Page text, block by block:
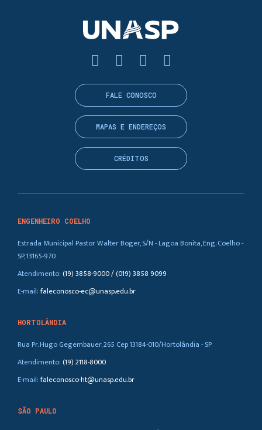
ENGENHEIRO COELHO
Estrada Municipal Pastor Walter Boger, S/N - Lagoa Bonita, Eng. Coelho -
SP, 13165-970
Atendimento:(19) 3858-9000 / (019) 3858 9099
E-mail:faleconosco-ec@unasp.edu.br
HORTOLÂNDIA
Rua Pr. Hugo Gegembauer, 265 Cep 13184-010/Hortolândia - SP
Atendimento:(19) 2118-8000
E-mail:faleconosco-ht@unasp.edu.br
SÃO PAULO
FALE CONOSCO
MAPAS E ENDEREÇOS
CRÉDITOS